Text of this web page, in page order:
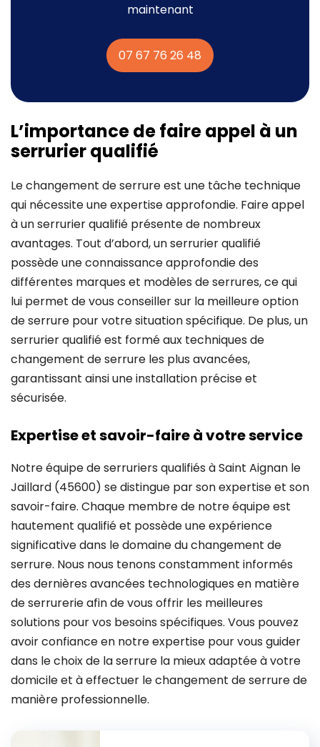
maintenant
07 67 76 26 48
L’importance de faire appel à un
serrurier qualifié
Le changement de serrure est une tâche technique
qui nécessite une expertise approfondie. Faire appel
à un serrurier qualifié présente de nombreux
avantages. Tout d’abord, un serrurier qualifié
possède une connaissance approfondie des
différentes marques et modèles de serrures, ce qui
lui permet de vous conseiller sur la meilleure option
de serrure pour votre situation spécifique. De plus, un
serrurier qualifié est formé aux techniques de
changement de serrure les plus avancées,
garantissant ainsi une installation précise et
sécurisée.
Expertise et savoir-faire à votre service
Notre équipe de serruriers qualifiés à Saint Aignan le
Jaillard (45600) se distingue par son expertise et son
savoir-faire. Chaque membre de notre équipe est
hautement qualifié et possède une expérience
significative dans le domaine du changement de
serrure. Nous nous tenons constamment informés
des dernières avancées technologiques en matière
de serrurerie afin de vous offrir les meilleures
solutions pour vos besoins spécifiques. Vous pouvez
avoir confiance en notre expertise pour vous guider
dans le choix de la serrure la mieux adaptée à votre
domicile et à effectuer le changement de serrure de
manière professionnelle.